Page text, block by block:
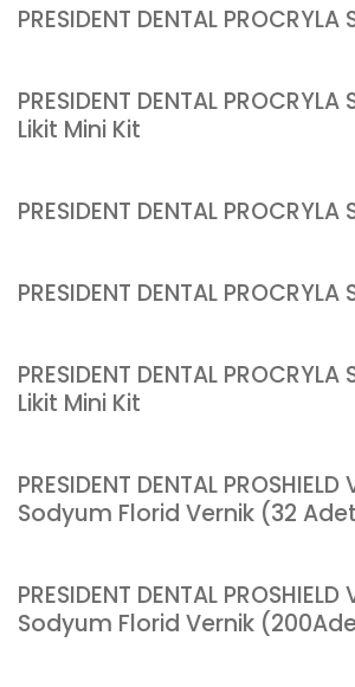
PRESIDENT DENTAL PROCRYLA
PRESIDENT DENTAL
Likit Mini Kit
PRESIDENT DENTAL
PRESIDENT DENTAL
PRESIDENT DENTAL
Likit Mini Kit
PRESIDENT DENTAL PROSHIELD
Sodyum Florid Vernik (32
PRESIDENT DENTAL PROSHIELD
Sodyum Florid Vernik